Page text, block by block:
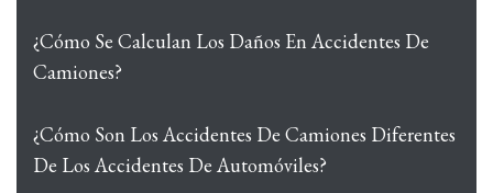
¿Cómo Se Calculan Los Daños En Accidentes De
Camiones?
¿Cómo Son Los Accidentes De Camiones Diferentes
De Los Accidentes De Automóviles?